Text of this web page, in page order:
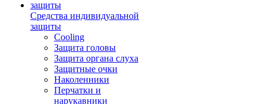
Средства индивидуальной
защиты
Cooling
Защита головы
Защита органа слуха
Защитные очки
Наколенники
Перчатки и
нарукавники